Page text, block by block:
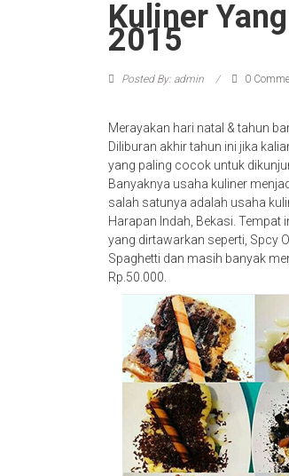
Kuliner
2015
Posted By: admin 0
Merayakan hari natal & tahun
Diliburan akhir tahun ini jika
yang paling cocok untuk
Banyaknya usaha kuliner
salah satunya adalah usaha
Harapan Indah, Bekasi. Tempat
yang dirtawarkan seperti, Spcy
Spaghetti dan masih banyak
Rp.50.000.